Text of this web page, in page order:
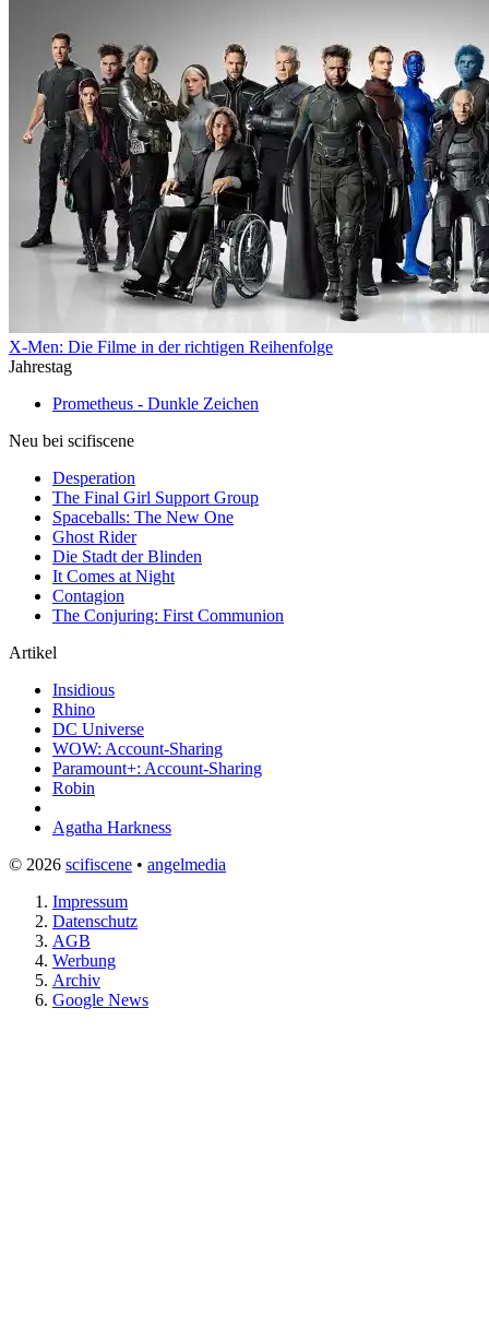
X-Men: Die Filme in der richtigen Reihenfolge
Jahrestag
Prometheus - Dunkle Zeichen
Neu bei scifiscene
Desperation
The Final Girl Support Group
Spaceballs: The New One
Ghost Rider
Die Stadt der Blinden
It Comes at Night
Contagion
The Conjuring: First Communion
Artikel
Insidious
Rhino
DC Universe
WOW: Account-Sharing
Paramount+: Account-Sharing
Robin
Agatha Harkness
© 2026 scifiscene • angelmedia
Impressum
Datenschutz
AGB
Werbung
Archiv
Google News